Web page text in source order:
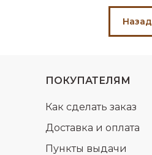
Назад
ПОКУПАТЕЛЯМ
Доставка и оплата
Пункты выдачи
Как сделать заказ